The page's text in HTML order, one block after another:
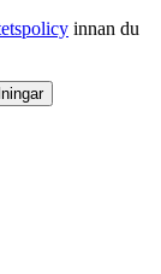
innan du